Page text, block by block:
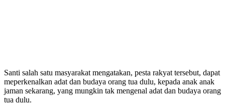
Santi salah satu masyarakat mengatakan, pesta rakyat tersebut, dapat
meperkenalkan adat dan budaya orang tua dulu, kepada anak anak
jaman sekarang, yang mungkin tak mengenal adat dan budaya orang
tua dulu.